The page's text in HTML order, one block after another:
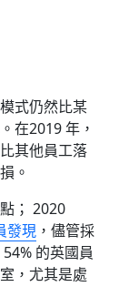
式仍然比某
在2019 年，
其他員工落
。
； 2020
發現 ，儘管採
的英國員
，尤其是處